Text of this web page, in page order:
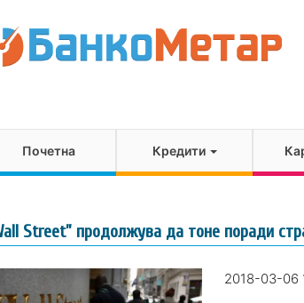
Почетна Кредити
Street” продолжува да тоне поради
2018-03-06